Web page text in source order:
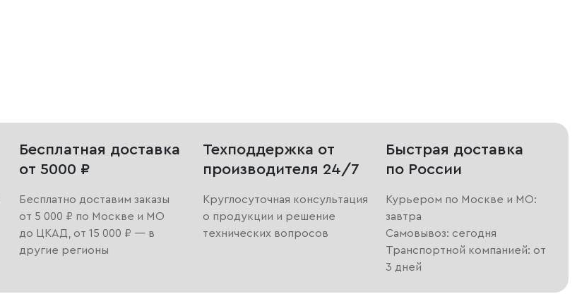
Бесплатная доставка
от 5000 ₽
Бесплатно доставим заказы
от 5 000 ₽ по Москве и МО
до ЦКАД, от 15 000 ₽ — в
другие регионы
Техподдержка от
производителя 24/7
Круглосуточная консультация
о продукции и решение
технических вопросов
Быстрая доставка
по России
Курьером по Москве и МО:
завтра
Самовывоз: сегодня
Транспортной компанией: от
3 дней